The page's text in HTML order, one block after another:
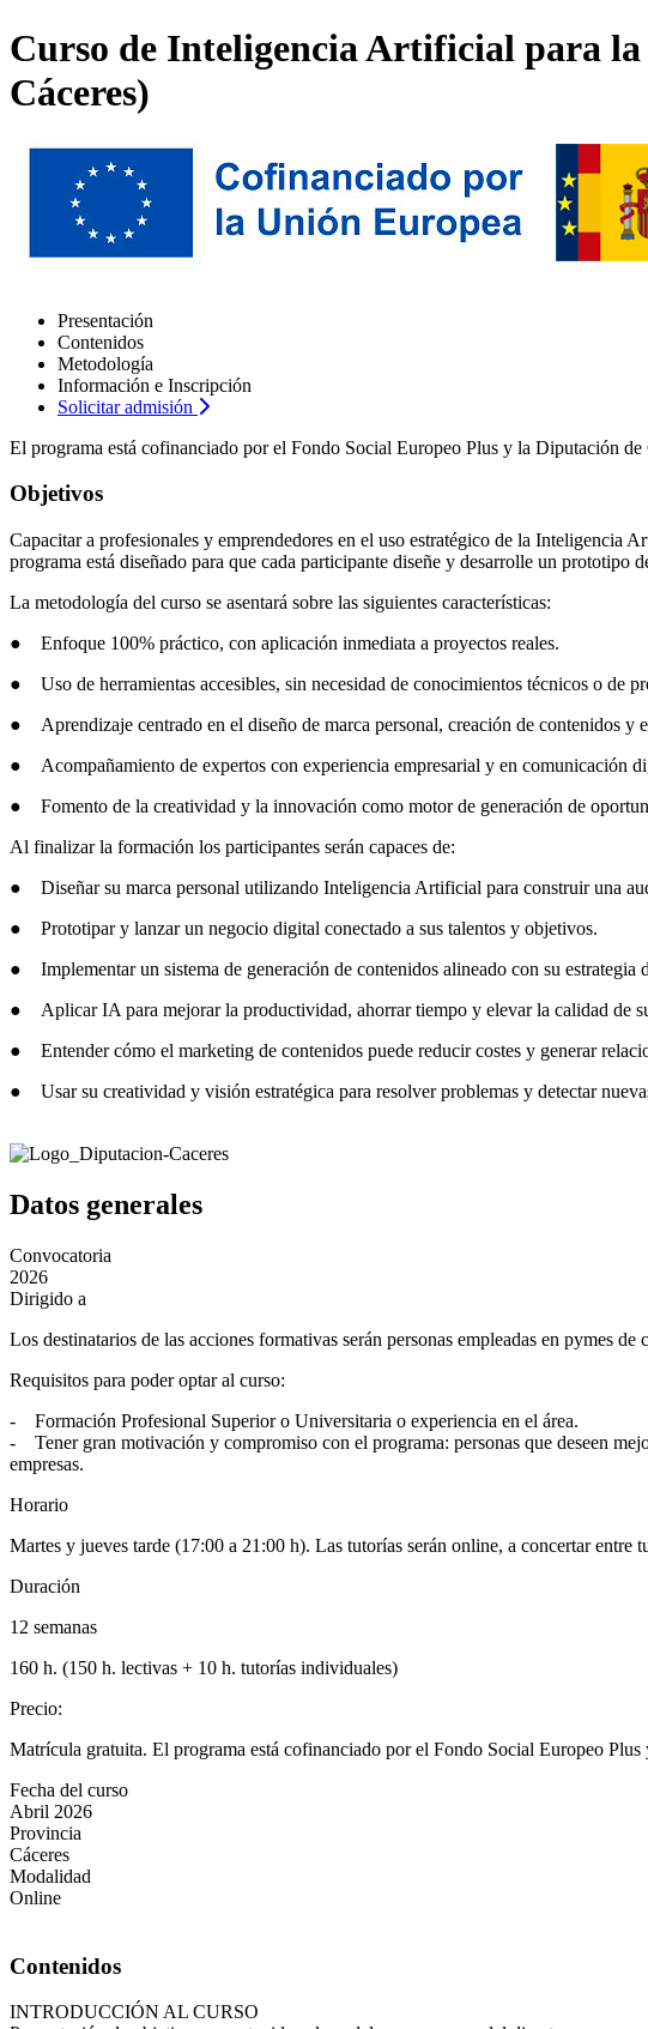
Curso de Inteligencia Artificial para
Cáceres)
Presentación
Contenidos
Metodología
Información e Inscripción
Solicitar admisión
El programa está cofinanciado por el Fondo Social Europeo Plus y la Diputación de
Objetivos
Capacitar a profesionales y emprendedores en el uso estratégico de la
programa está diseñado para que cada participante diseñe y desarrolle un prototipo
La metodología del curso se asentará sobre las siguientes características:
● Enfoque 100% práctico, con aplicación inmediata a proyectos reales.
● Uso de herramientas accesibles, sin necesidad de conocimientos técnicos o de
● Aprendizaje centrado en el diseño de marca personal, creación de contenidos y
● Acompañamiento de expertos con experiencia empresarial y en comunicación
● Fomento de la creatividad y la innovación como motor de generación de
Al finalizar la formación los participantes serán capaces de:
● Diseñar su marca personal utilizando Inteligencia Artificial para construir una
● Prototipar y lanzar un negocio digital conectado a sus talentos y objetivos.
● Implementar un sistema de generación de contenidos alineado con su estrategia
● Aplicar IA para mejorar la productividad, ahorrar tiempo y elevar la calidad de
● Entender cómo el marketing de contenidos puede reducir costes y generar
● Usar su creatividad y visión estratégica para resolver problemas y detectar
Datos generales
Convocatoria
2026
Dirigido a
Los destinatarios de las acciones formativas serán personas empleadas en pymes
Requisitos para poder optar al curso:
- Formación Profesional Superior o Universitaria o experiencia en el área.
- Tener gran motivación y compromiso con el programa: personas que deseen
empresas.
Horario
Martes y jueves tarde (17:00 a 21:00 h). Las tutorías serán online, a concertar entre
Duración
12 semanas
160 h. (150 h. lectivas + 10 h. tutorías individuales)
Precio:
Matrícula gratuita. El programa está cofinanciado por el Fondo Social Europeo Plus
Fecha del curso
Abril 2026
Provincia
Cáceres
Modalidad
Online
Contenidos
INTRODUCCIÓN AL CURSO